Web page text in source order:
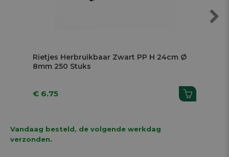
Rietjes Herbruikbaar Zwart PP H 24cm Ø
8mm 250 Stuks
€ 6.75
Vandaag besteld, de volgende werkdag
verzonden.